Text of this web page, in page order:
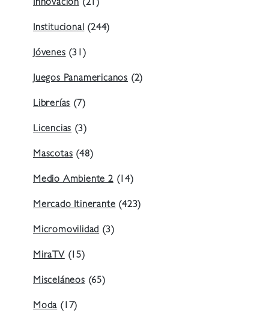
Innovación (21)
Institucional(244)
Jóvenes(31)
Juegos Panamericanos (2)
Librerías(7)
Licencias(3)
Mascotas(48)
Medio Ambiente 2(14)
Mercado Itinerante(423)
Micromovilidad(3)
MiraTV(15)
Misceláneos(65)
Moda(17)